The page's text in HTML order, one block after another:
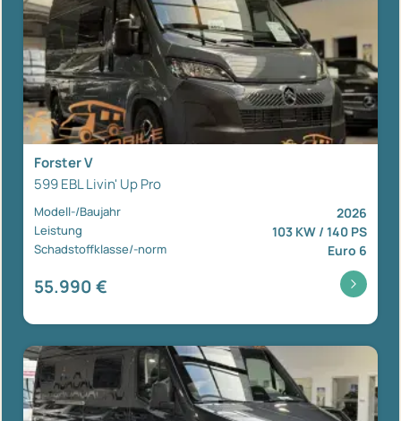
Forster V
599 EBL Livin' Up Pro
Modell-/Baujahr 2026
Leistung 103 KW / 140 PS
Schadstoffklasse/-norm Euro 6
55.990 €